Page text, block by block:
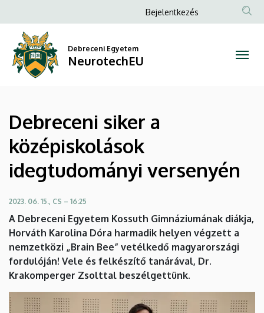
siker
középiskolások
idegtudományi
versenyén
NeurotechEU
a
tartalomra
Anonim
menüje
Bejelentkezés
Debreceni Egyetem
NeurotechEU
Debreceni siker a
középiskolások
idegtudományi versenyén
2023. 06. 15., CS – 16:25
A Debreceni Egyetem Kossuth Gimnáziumának diákja,
Horváth Karolina Dóra harmadik helyen végzett a
nemzetközi „Brain Bee” vetélkedő magyarországi
fordulóján! Vele és felkészítő tanárával, Dr.
Krakomperger Zsolttal beszélgettünk.